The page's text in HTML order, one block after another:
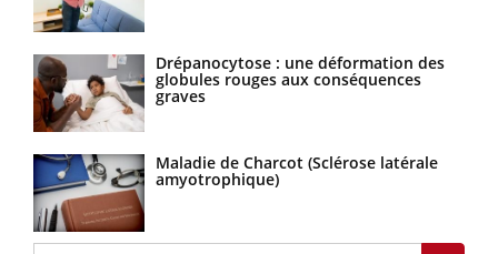
Drépanocytose : une déformation des
globules rouges aux conséquences
graves
Maladie de Charcot (Sclérose latérale
amyotrophique)